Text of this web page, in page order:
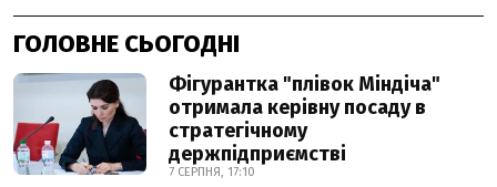
ГОЛОВНЕ СЬОГОДНІ
Фігурантка "плівок Міндіча"
отримала керівну посаду в
стратегічному
держпідприємстві
7 СЕРПНЯ, 17:10